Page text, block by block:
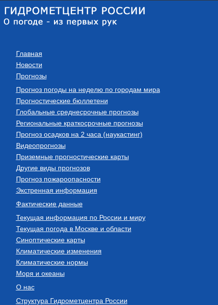
Главная
Новости
Прогнозы
Прогноз погоды на неделю по городам мира
Прогностические бюллетени
Глобальные среднесрочные прогнозы
Региональные краткосрочные прогнозы
Прогноз осадков на 2 часа (наукастинг)
Видеопрогнозы
Приземные прогностические карты
Другие виды прогнозов
Прогноз пожароопасности
Экстренная информация
Фактические данные
Текущая информация по России и миру
Текущая погода в Москве и области
Синоптические карты
Климатические изменения
Климатические нормы
Моря и океаны
О нас
Структура Гидрометцентра России